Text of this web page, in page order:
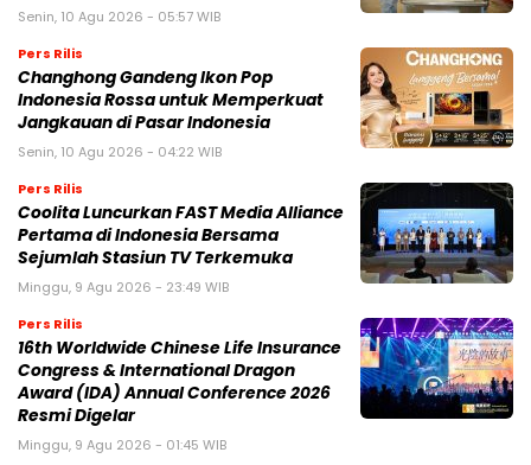
Senin, 10 Agu 2026 - 05:57 WIB
Pers Rilis
Changhong Gandeng Ikon Pop
Indonesia Rossa untuk Memperkuat
Jangkauan di Pasar Indonesia
Senin, 10 Agu 2026 - 04:22 WIB
Pers Rilis
Coolita Luncurkan FAST Media Alliance
Pertama di Indonesia Bersama
Sejumlah Stasiun TV Terkemuka
Minggu, 9 Agu 2026 - 23:49 WIB
Pers Rilis
16th Worldwide Chinese Life Insurance
Congress & International Dragon
Award (IDA) Annual Conference 2026
Resmi Digelar
Minggu, 9 Agu 2026 - 01:45 WIB